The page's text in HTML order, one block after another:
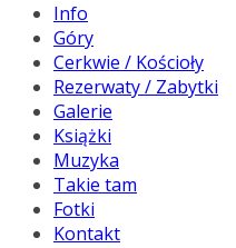
Info
Góry
Cerkwie / Kościoły
Rezerwaty / Zabytki
Galerie
Książki
Muzyka
Takie tam
Fotki
Kontakt